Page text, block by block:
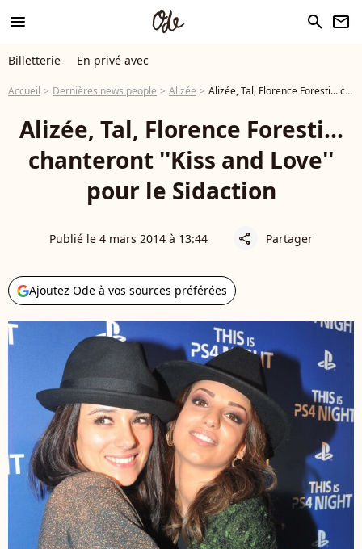
menu search newsletter
Billetterie En privé avec
Accueil Dernières news people Alizée Alizée, Tal, Florence Foresti... chanteront ''Kiss and Love'' pour le Sidaction
Alizée, Tal, Florence Foresti...
chanteront ''Kiss and Love''
pour le Sidaction
Publié le 4 mars 2014 à 13:44 share Partager
Ajoutez Ode à vos sources préférées